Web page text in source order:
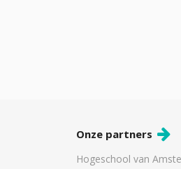
Onze partners
Hogeschool van